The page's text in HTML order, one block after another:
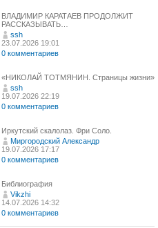
ВЛАДИМИР КАРАТАЕВ ПРОДОЛЖИТ
РАССКАЗЫВАТЬ…
ssh
23.07.2026 19:01
0 комментариев
«НИКОЛАЙ ТОТМЯНИН. Страницы жизни»
ssh
19.07.2026 22:19
0 комментариев
Иркутский скалолаз. Фри Соло.
Миргородский Александр
19.07.2026 17:17
0 комментариев
Библиография
Vikzhi
14.07.2026 14:32
0 комментариев